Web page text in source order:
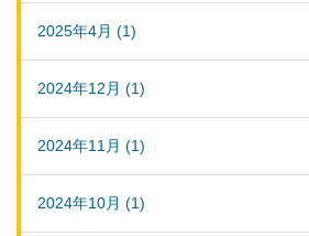
2025年4月 (1)
2024年12月 (1)
2024年11月 (1)
2024年10月 (1)